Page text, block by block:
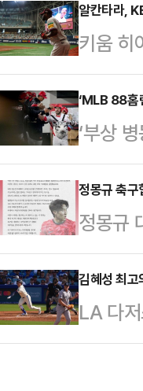
(파72)
MBN
터 선두
투 와이
우승
알칸타라,
키움 히
연승에
뱅크
리는
27일
써 시즌
한 자릿
‘MLB 88홈
‘부상
KIA는
KT전
이저리
타자(3
에 1군
수 있을
정몽규 축구
정몽규
을 안은
계정을
다. 이
럽 최고
김혜성 최
LA 다
성은 1